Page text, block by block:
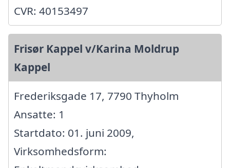
CVR: 40153497
Frisør Kappel v/Karina Moldrup
Kappel
Frederiksgade 17, 7790 Thyholm
Ansatte: 1
Startdato: 01. juni 2009,
Virksomhedsform: